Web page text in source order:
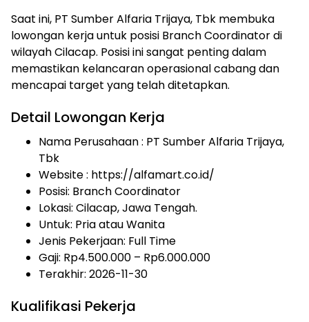
Saat ini, PT Sumber Alfaria Trijaya, Tbk membuka
lowongan kerja untuk posisi Branch Coordinator di
wilayah Cilacap. Posisi ini sangat penting dalam
memastikan kelancaran operasional cabang dan
mencapai target yang telah ditetapkan.
Detail Lowongan Kerja
Nama Perusahaan : PT Sumber Alfaria Trijaya,
Tbk
Website : https://alfamart.co.id/
Posisi: Branch Coordinator
Lokasi: Cilacap, Jawa Tengah.
Untuk: Pria atau Wanita
Jenis Pekerjaan: Full Time
Gaji: Rp4.500.000 – Rp6.000.000
Terakhir: 2026-11-30
Kualifikasi Pekerja